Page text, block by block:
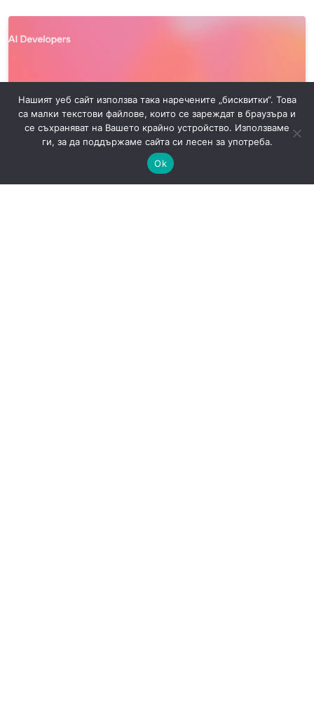
Нашият уеб сайт използва така наречените „бисквитки“. Това
са малки текстови файлове, които се зареждат в браузъра и
се съхраняват на Вашето крайно устройство. Използваме
ги, за да поддържаме сайта си лесен за употреба.
Ok